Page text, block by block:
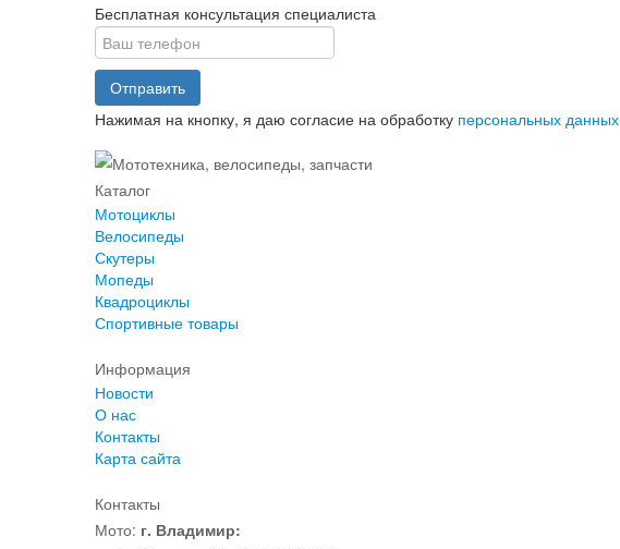
Бесплатная консультация специалиста
Отправить
Нажимая на кнопку, я даю согласие на обработку персональных данных
Каталог
Мотоциклы
Велосипеды
Скутеры
Мопеды
Квадроциклы
Спортивные товары
Информация
Новости
О нас
Контакты
Карта сайта
Контакты
Мото: г. Владимир: